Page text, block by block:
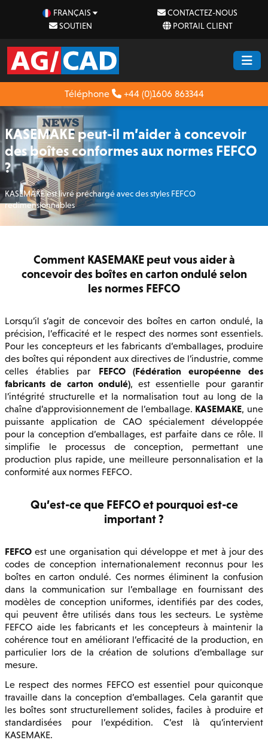
FRANÇAIS
CONTACTEZ-NOUS
SOUTIEN
PORTAIL CLIENT
Téléphone +44 (0)1606 863344
KASEMAKE peut-il m’aider à concevoir
des boîtes conformes aux normes FEFCO
?
KASEMAKE est livré préchargé avec des styles FEFCO
redimensionnables
Comment KASEMAKE peut vous aider à
concevoir des boîtes en carton ondulé selon
les normes FEFCO
Lorsqu’il s’agit de concevoir des boîtes en carton ondulé, la
précision, l’efficacité et le respect des normes sont essentiels.
Pour les concepteurs et les fabricants d’emballages, produire
des boîtes qui répondent aux directives de l’industrie, comme
celles établies par FEFCO (Fédération européenne des
fabricants de carton ondulé), est essentielle pour garantir
l’intégrité structurelle et la normalisation tout au long de la
chaîne d’approvisionnement de l’emballage. KASEMAKE, une
puissante application de CAO spécialement développée
pour la conception d’emballages, est parfaite dans ce rôle. Il
simplifie le processus de conception, permettant une
production plus rapide, une meilleure personnalisation et la
conformité aux normes FEFCO.
Qu’est-ce que FEFCO et pourquoi est-ce
important ?
FEFCO est une organisation qui développe et met à jour des
codes de conception internationalement reconnus pour les
boîtes en carton ondulé. Ces normes éliminent la confusion
dans la communication sur l’emballage en fournissant des
modèles de conception uniformes, identifiés par des codes,
qui peuvent être utilisés dans tous les secteurs. Le système
FEFCO aide les fabricants et les concepteurs à maintenir la
cohérence tout en améliorant l’efficacité de la production, en
particulier lors de la création de solutions d’emballage sur
mesure.
Le respect des normes FEFCO est essentiel pour quiconque
travaille dans la conception d’emballages. Cela garantit que
les boîtes sont structurellement solides, faciles à produire et
standardisées pour l’expédition. C’est là qu’intervient
KASEMAKE.